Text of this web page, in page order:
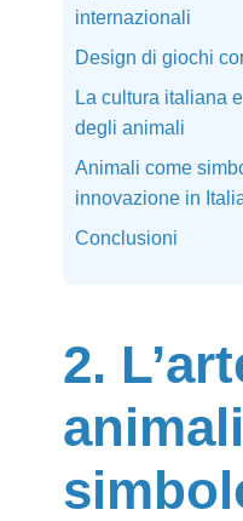
internazionali
Design di giochi
La cultura italiana
degli animali
Animali come
innovazione in
Conclusioni
2.